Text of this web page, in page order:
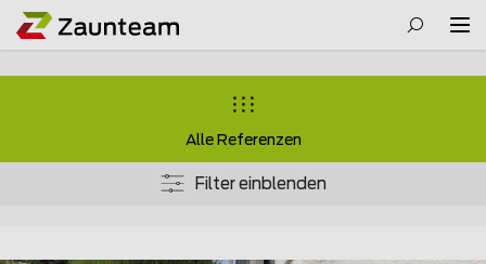
Alle Referenzen
Filter einblenden